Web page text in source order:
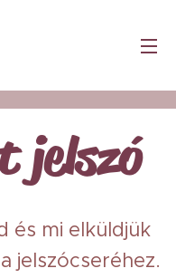
jelszó
és mi elküldjük
jelszócseréhez.